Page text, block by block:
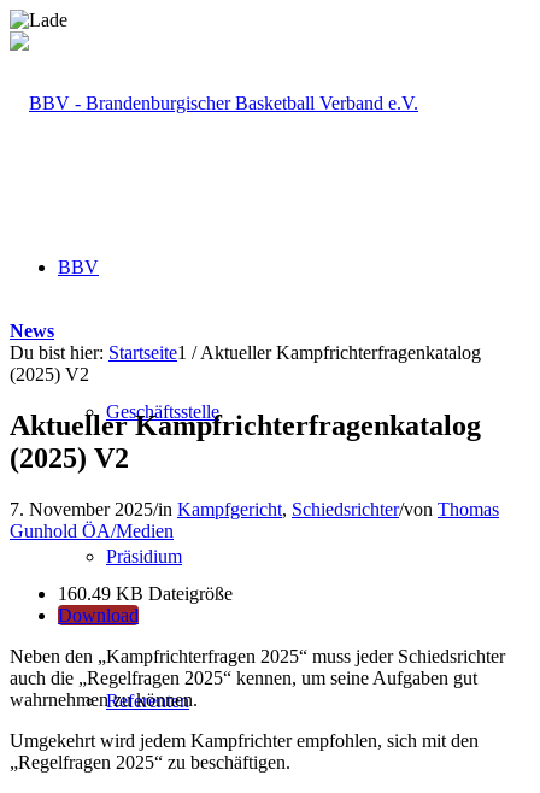
BBV
Geschäftsstelle
Präsidium
Referenten
News
Du bist hier: Startseite1 / Aktueller Kampfrichterfragenkatalog
(2025) V2
Aktueller Kampfrichterfragenkatalog
(2025) V2
7. November 2025/in Kampfgericht, Schiedsrichter/von Thomas
Gunhold ÖA/Medien
160.49 KB Dateigröße
Download
Neben den „Kampfrichterfragen 2025“ muss jeder Schiedsrichter
auch die „Regelfragen 2025“ kennen, um seine Aufgaben gut
wahrnehmen zu können.
Umgekehrt wird jedem Kampfrichter empfohlen, sich mit den
„Regelfragen 2025“ zu beschäftigen.